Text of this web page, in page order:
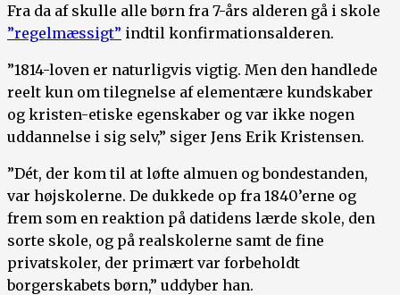
Fra da af skulle alle børn fra 7-års alderen gå i skole
”regelmæssigt” indtil konfirmationsalderen.
”1814-loven er naturligvis vigtig. Men den handlede
reelt kun om tilegnelse af elementære kundskaber
og kristen-etiske egenskaber og var ikke nogen
uddannelse i sig selv,” siger Jens Erik Kristensen.
”Dét, der kom til at løfte almuen og bondestanden,
var højskolerne. De dukkede op fra 1840’erne og
frem som en reaktion på datidens lærde skole, den
sorte skole, og på realskolerne samt de fine
privatskoler, der primært var forbeholdt
borgerskabets børn,” uddyber han.